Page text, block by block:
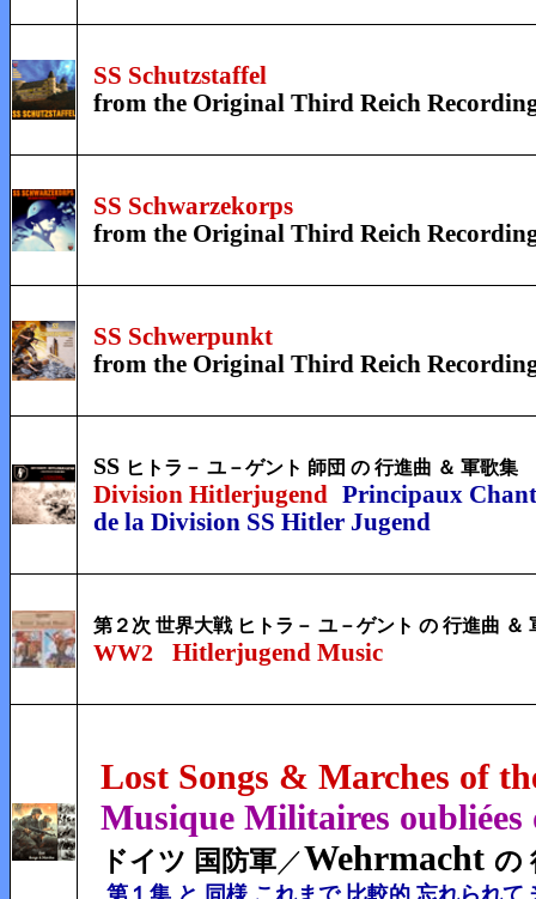
SS Schutzstaffel
from the Original Third Reich
SS Schwarzekorps
from the Original Third Reich
SS Schwerpunkt
from the Original Third Reich
SS ヒトラ－ ユ－ゲント 師団 の 行進曲 ＆ 軍歌集
Division Hitlerjugend
Principaux
de la Division SS Hitler Jugend
第２次 世界大戦 ヒトラ－ ユ－ゲント の 行進曲 ＆
WW2 Hitlerjugend Music
Lost Songs & Marches of
Musique Militaires oubliées
ドイツ 国防軍／Wehrmacht の
第１集 と 同様 これまで 比較的 忘れられて